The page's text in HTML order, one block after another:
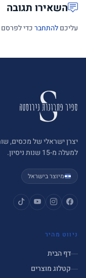
השאירו תגובה
עליכםלהתחברכדי
יצרן ישראלי של מכסים,
למעלה מ-15 שנות ניסיון.
מיוצר בישראל
ניווט מהיר
דף הבית
קטלוג מוצרים